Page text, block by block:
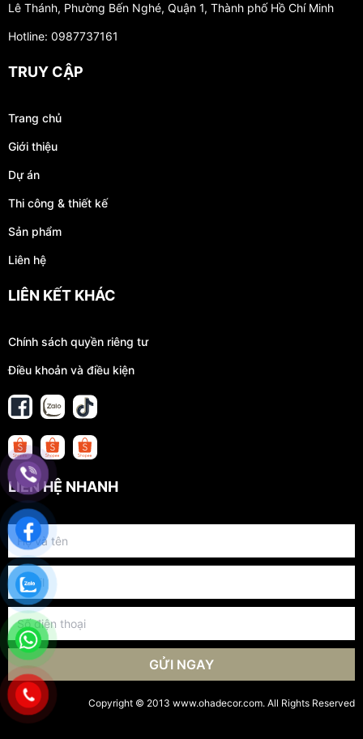
Lê Thánh, Phường Bến Nghé, Quận 1, Thành phố Hồ Chí Minh
Hotline: 0987737161
TRUY CẬP
Trang chủ
Giới thiệu
Dự án
Thi công & thiết kế
Sản phẩm
Liên hệ
LIÊN KẾT KHÁC
Chính sách quyền riêng tư
Điều khoản và điều kiện
LIÊN HỆ NHANH
GỬI NGAY
Copyright © 2013 www.ohadecor.com. All Rights Reserved